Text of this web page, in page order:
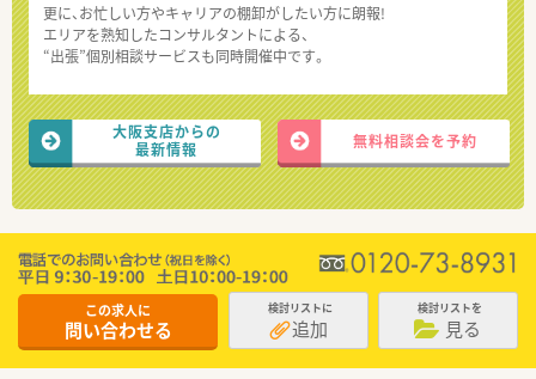
更に、お忙しい方やキャリアの棚卸がしたい方に朗報!
エリアを熟知したコンサルタントによる、
“出張”個別相談サービスも同時開催中です。
大阪支店からの
最新情報
無料相談会を予約
この求人に
問い合わせる
検討リストに
追加
検討リストを
見る